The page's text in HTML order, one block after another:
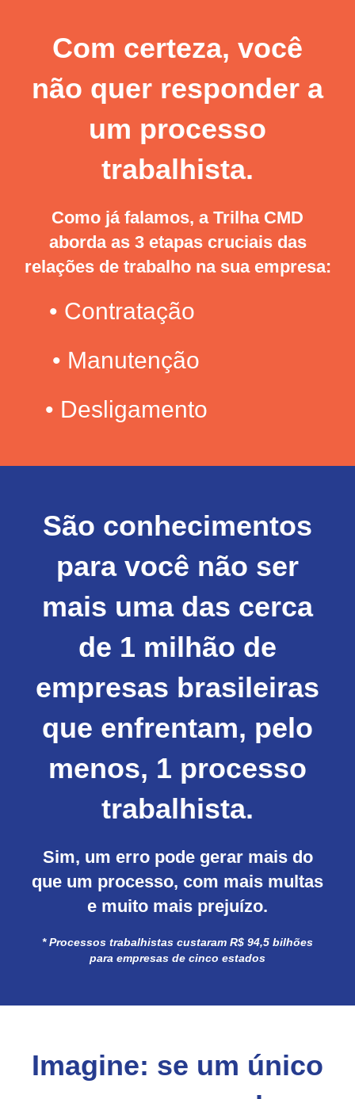
Com certeza, você
não quer responder a
um processo
trabalhista.
Como já falamos, a Trilha CMD
aborda as 3 etapas cruciais das
relações de trabalho na sua empresa:
• Contratação
• Manutenção
• Desligamento
São conhecimentos
para você não ser
mais uma das cerca
de 1 milhão de
empresas brasileiras
que enfrentam, pelo
menos, 1 processo
trabalhista.
Sim, um erro pode gerar mais do
que um processo, com mais multas
e muito mais prejuízo.
* Processos trabalhistas custaram R$ 94,5 bilhões
para empresas de cinco estados
Imagine: se um único